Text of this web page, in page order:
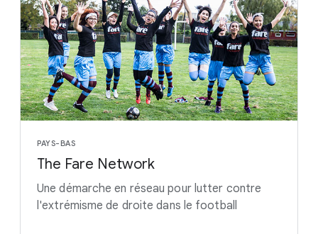
PAYS-BAS
The Fare Network
Une démarche en réseau pour lutter contre
l'extrémisme de droite dans le football